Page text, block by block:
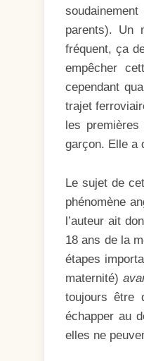
parents). Un
fréquent, ça
empêcher
cependant
trajet
les
garçon. Elle a
Le sujet de
phénomène
l’auteur ait
18 ans de la
étapes
maternité)
toujours être
échapper au
elles ne